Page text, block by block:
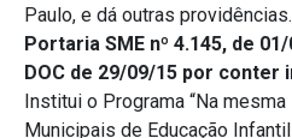
Paulo, e dá outras providências.
Portaria SME nº 4.145, de
DOC de 29/09/15 por
Institui o Programa “Na
Municipais de Educação